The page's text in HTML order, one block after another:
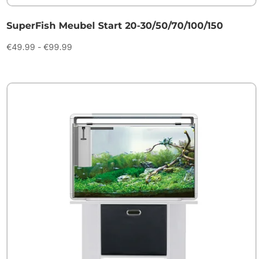
SuperFish Meubel Start 20-30/50/70/100/150
€49.99 - €99.99
€99.99